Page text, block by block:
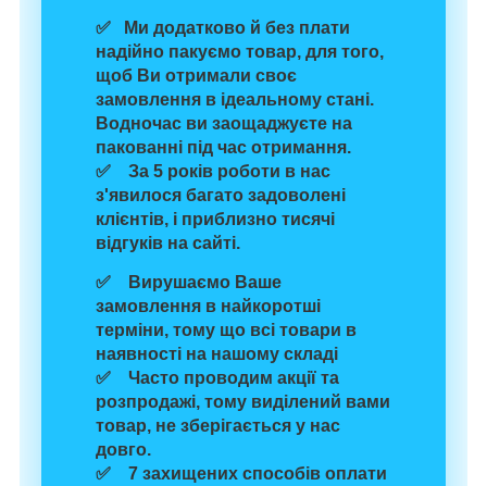
✅ Ми додатково й без плати
надійно пакуємо товар, для того,
щоб Ви отримали своє
замовлення в ідеальному стані.
Водночас ви заощаджуєте на
пакованні під час отримання.
✅ За 5 років роботи в нас
з'явилося багато задоволені
клієнтів, і приблизно тисячі
відгуків на сайті.
✅ Вирушаємо Ваше
замовлення в найкоротші
терміни, тому що всі товари в
наявності на нашому складі
✅ Часто проводим акції та
розпродажі, тому виділений вами
товар, не зберігається у нас
довго.
✅ 7 захищених способів оплати